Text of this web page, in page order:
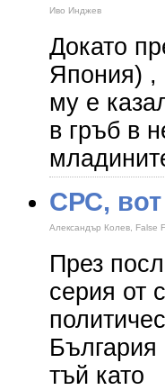
Иво Инджев
Докато
Япония) ,
му е
в гръб в
СРС,
Александър Колев, False
През
серия от
България
тъй като